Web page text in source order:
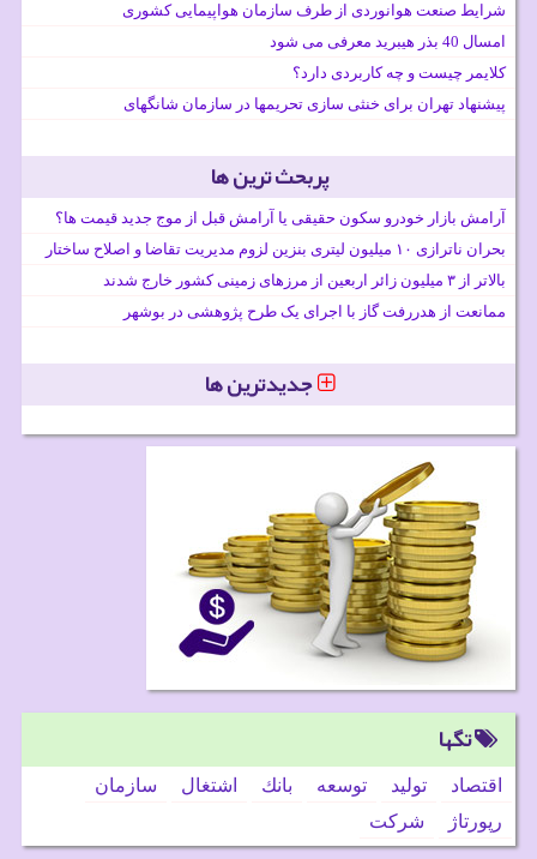
شرایط صنعت هوانوردی از طرف سازمان هواپیمایی کشوری
امسال 40 بذر هیبرید معرفی می شود
کلایمر چیست و چه کاربردی دارد؟
پیشنهاد تهران برای خنثی سازی تحریمها در سازمان شانگهای
پربحث ترین ها
آرامش بازار خودرو سکون حقیقی یا آرامش قبل از موج جدید قیمت ها؟
بحران ناترازی ۱۰ میلیون لیتری بنزین لزوم مدیریت تقاضا و اصلاح ساختار
بالاتر از ۳ میلیون زائر اربعین از مرزهای زمینی کشور خارج شدند
ممانعت از هدررفت گاز با اجرای یک طرح پژوهشی در بوشهر
جدیدترین ها
تگها
اقتصاد تولید توسعه بانك اشتغال
سازمان
رپورتاژ
شركت